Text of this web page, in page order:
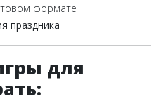
формате
праздника
для
: